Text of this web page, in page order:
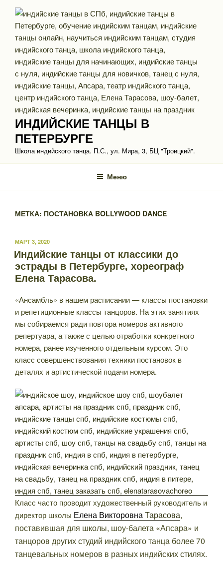
Перейти
содержимому
ИНДИЙСКИЕ ТАНЦЫ В
ПЕТЕРБУРГЕ
Школа индийского танца. П.С., ул. Мира, 3, БЦ "Троицкий".
Меню
МЕТКА: ПОСТАНОВКА BOLLYWOOD DANCE
ОПУБЛИКОВАНО
МАРТ 3, 2020
Индийские танцы от классики до
эстрады в Петербурге, хореограф
Елена Тарасова.
«Ансамбль» в нашем расписании — классы постановки
и репетиционные классы танцоров. На этих занятиях
мы собираемся ради повтора номеров активного
репертуара, а также с целью отработки конкретного
номера, ранее изученного отдельным курсом. Это
класс совершенствования техники постановок в
деталях и артистической подачи номера.
Класс часто проводит художественный руководитель и
директор школы Елена ВикторовнаТарасова,
поставившая для школы, шоу-балета «Апсара» и
танцоров других студий индийского танца более 70
танцевальных номеров в разных индийских стилях.